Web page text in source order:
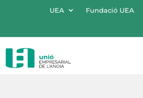
UEA Fundació UEA